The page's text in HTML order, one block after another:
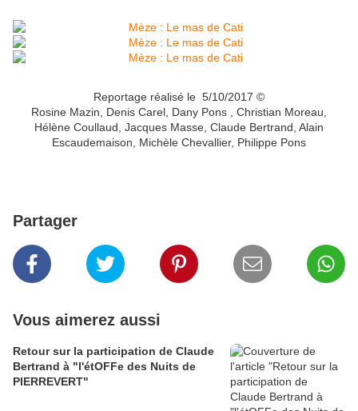
Reportage réalisé le 5/10/2017 ©
Rosine Mazin, Denis Carel, Dany Pons , Christian Moreau,
Hélène Coullaud, Jacques Masse, Claude Bertrand, Alain
Escaudemaison, Michèle Chevallier, Philippe Pons
Partager
Vous aimerez aussi
Retour sur la participation de Claude
Bertrand à "l'étOFFe des Nuits de
PIERREVERT"